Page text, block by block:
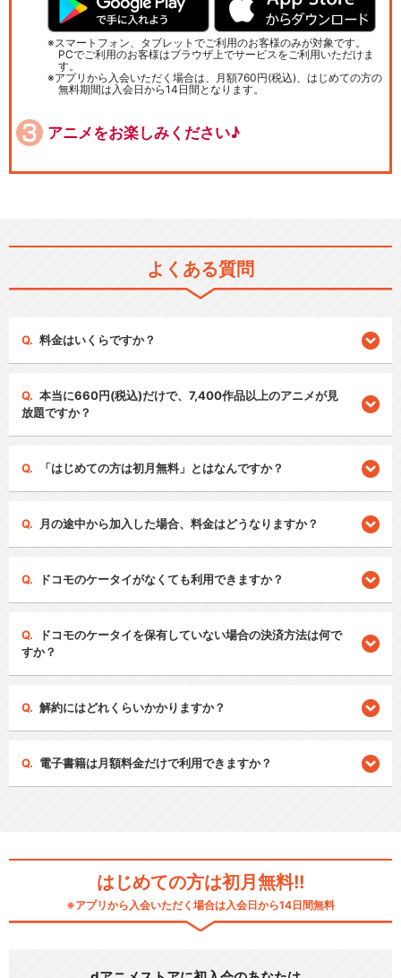
スマートフォン、タブレットでご利用のお客様のみが対象です。
PCでご利用のお客様はブラウザ上でサービスをご利用いただけま
す。
アプリから入会いただく場合は、月額760円(税込)、はじめての方の
無料期間は入会日から14日間となります。
アニメをお楽しみください♪
よくある質問
料金はいくらですか？
本当に660円(税込)だけで、7,400作品以上のアニメが見
放題ですか？
「はじめての方は初月無料」とはなんですか？
月の途中から加入した場合、料金はどうなりますか？
ドコモのケータイがなくても利用できますか？
ドコモのケータイを保有していない場合の決済方法は何で
すか？
解約にはどれくらいかかりますか？
電子書籍は月額料金だけで利用できますか？
はじめての方は初月無料!!
※アプリから入会いただく場合は入会日から14日間無料